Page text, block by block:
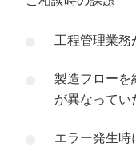
工程管理業務
製造フローを
が異なってい
エラー発生時